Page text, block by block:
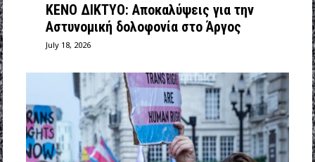
ΚΕΝΟ ΔΙΚΤΥΟ: Αποκαλύψεις για την
Αστυνομική δολοφονία στο Άργος
July 18, 2026